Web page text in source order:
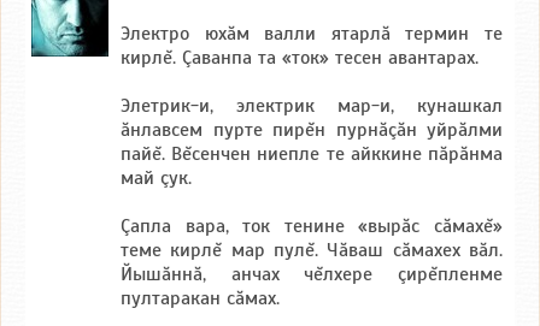
Электро юхăм валли ятарлă термин те
кирлĕ. Çаванпа та «ток» тесен авантарах.
Элетрик-и, электрик мар-и, кунашкал
ăнлавсем пурте пирĕн пурнăçăн уйрăлми
пайĕ. Вĕсенчен ниепле те айккине пăрăнма
май çук.
Çапла вара, ток тенине «вырăс сăмахĕ»
теме кирлĕ мар пулĕ. Чăваш сăмахех вăл.
Йышăннă, анчах чĕлхере çирĕпленме
пултаракан сăмах.